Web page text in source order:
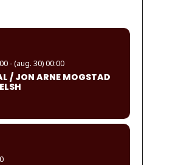
- (aug. 30) 00:00
/ JON ARNE MOGSTAD